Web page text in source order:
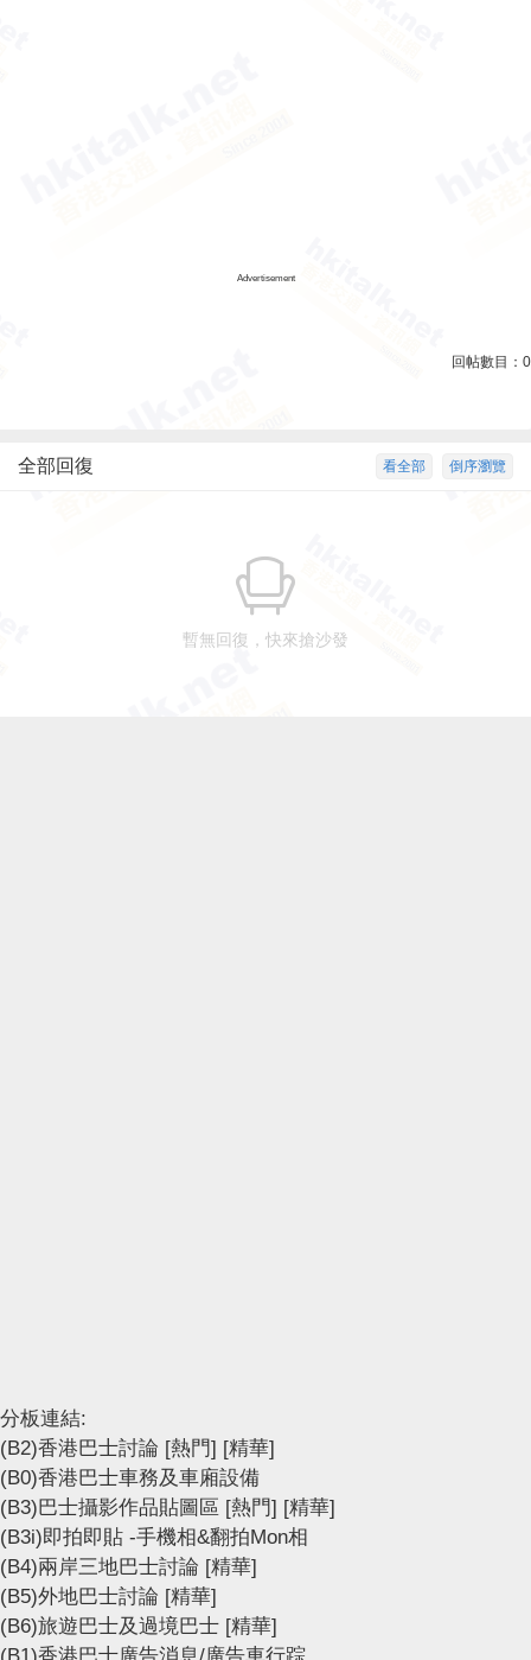
Advertisement
回帖數目： 0
倒序瀏覽
看全部
全部回復
暫無回復，快來搶沙發
分板連結:
(B2)香港巴士討論 [熱門] [精華]
(B0)香港巴士車務及車廂設備
(B3)巴士攝影作品貼圖區 [熱門] [精華]
(B3i)即拍即貼 -手機相&翻拍Mon相
(B4)兩岸三地巴士討論 [精華]
(B5)外地巴士討論 [精華]
(B6)旅遊巴士及過境巴士 [精華]
(B1)香港巴士廣告消息/廣告車行踪